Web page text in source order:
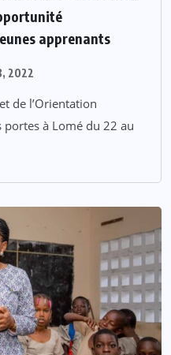
apprenants
2022
de l’Orientation
portes à Lomé du 22 au